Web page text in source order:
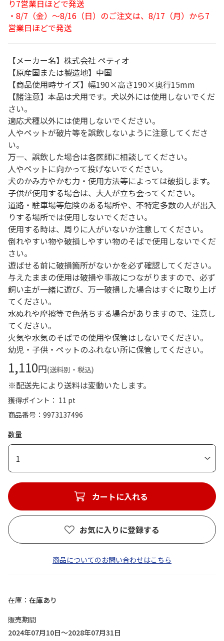
り7営業日ほどで発送
・8/7（金）～8/16（日）のご注文は、8/17（月）から7
営業日ほどで発送
【メーカー名】株式会社 ペティオ
【原産国または製造地】中国
【商品使用時サイズ】幅190×高さ190×奥行15mm
【諸注意】本品は犬用です。犬以外には使用しないでくだ
さい。
適応犬種以外には使用しないでください。
人やペットが破片等を誤飲しないように注意してくださ
い。
万一、誤飲した場合は各医師に相談してください。
人やペットに向かって投げないでください。
犬のかみ方やかむ力・使用方法等によっては破損します。
子供が使用する場合は、大人が立ち会ってください。
道路・駐車場等危険のある場所や、不特定多数の人が出入
りする場所では使用しないでください。
使用する時は、周りに人がいないか注意してください。
倒れやすい物や破損しやすい物のそばで使用しないでくだ
さい。
遊ばせる前に破損箇所がないかを必ず確認してください。
与えたままの使用は破損や事故につながりますので、必ず
飼い主が一緒に遊び、万一破損した場合はすぐに取り上げ
てください。
水ぬれや摩擦等で色落ちする場合がありますので、注意し
てください。
火気や水気のそばでの使用や保管はしないでください。
幼児・子供・ペットのふれない所に保管してください。
1,110円(送料別・税込)
※配送先により送料は変動いたします。
獲得ポイント： 11 pt
商品番号
9973137496
数量
1
カートに入れる
お気に入りに登録する
商品についてのお問い合わせはこちら
在庫
在庫あり
販売期間
2024年07月10日～2028年07月31日